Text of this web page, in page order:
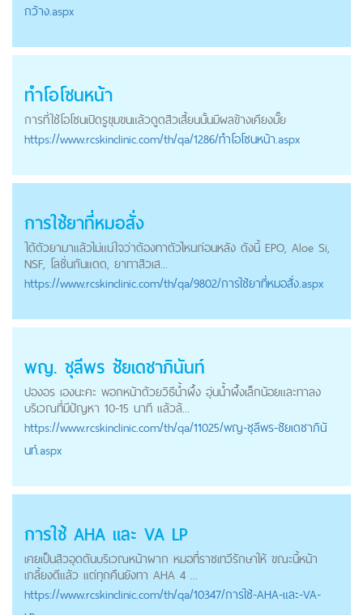
กว้าง.aspx
ทำโอโซนหน้า
การที่ใช้โอโซนเปิดรูขุมขนแล้วดูดสิวเสี้ยนนั้นมีผลข้างเคียงมั๊ย
https://www.rcskinclinic.com/th/qa/1286/ทำโอโซนหน้า.aspx
การใช้ยาที่หมอสั่ง
ได้ตัวยามาแล้วไม่แน่ใจว่าต้องทาตัวไหนก่อนหลัง ดังนี้ EPO, Aloe Si,
NSF, โลชั่นกันแดด, ยาทาสิวเส...
https://www.rcskinclinic.com/th/qa/9802/การใช้ยาที่หมอสั่ง.aspx
พญ. ชุลีพร ชัยเดชาภินันท์
ปองอร เองนะคะ พอกหน้าด้วยวิธีน้ำผึ้ง อุ่นน้ำผึ้งเล็กน้อยและทาลง
บริเวณที่มีปัญหา 10-15 นาที แล้วล้...
https://www.rcskinclinic.com/th/qa/11025/พญ-ชุลีพร-ชัยเดชาภินั
นท์.aspx
การใช้ AHA และ VA LP
เคยเป็นสิวอุดตันบริเวณหน้าผาก หมอที่ราชเทวีรักษาให้ ขณะนี้หน้า
เกลี้ยงดีแล้ว แต่ทุกคืนยังทา AHA 4 ...
https://www.rcskinclinic.com/th/qa/10347/การใช้-AHA-และ-VA-